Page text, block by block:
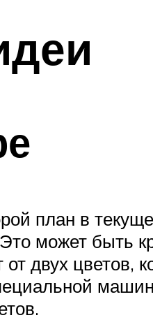
план в
может быть
двух цветов,